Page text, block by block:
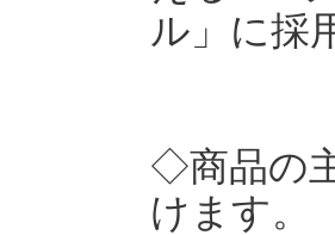
ル」に採
◇商品の
けます。